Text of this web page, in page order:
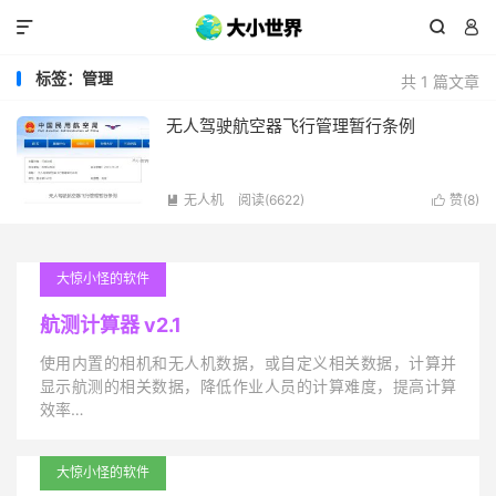
 

共 1 篇文章
标签：管理
无人驾驶航空器飞行管理暂行条例
 赞(8)
 无人机 阅读(6622)
大惊小怪的软件
航测计算器 v2.1
使用内置的相机和无人机数据，或自定义相关数据，计算并
显示航测的相关数据，降低作业人员的计算难度，提高计算
效率…
大惊小怪的软件